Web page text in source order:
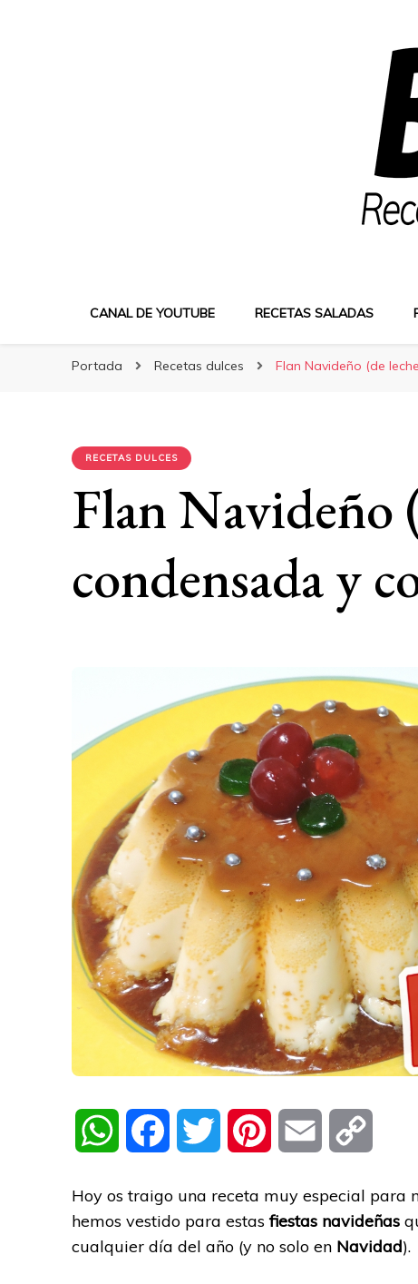
CANAL DE YOUTUBE RECETAS SALADAS
Portada Recetas dulces Flan Navideño (de
RECETAS DULCES
Flan Navideño
condensada y
WhatsAppFacebook Twitter Pinterest Email
Hoy os traigo una receta muy especial para
hemos vestido para estasfiestas navideñas
cualquier día del año (y no solo en Navidad).